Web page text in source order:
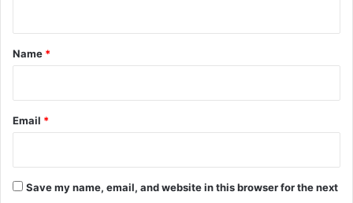
*
Name *
Email *
Save my name, email, and website in this browser for the next